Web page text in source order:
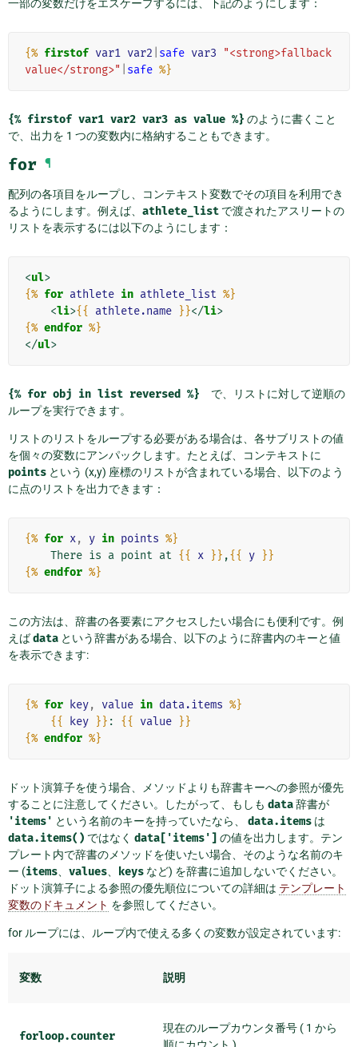
一部の変数だけをエスケープするには、下記のようにします：
{% firstof var1 var2 safe var3
"<strong>fallback
value</strong>"
safe %}
{% firstof var1 var2 var3 as value %} のように書くこと
で、出力を 1 つの変数内に格納することもできます。
for ¶
配列の各項目をループし、コンテキスト変数でその項目を利用でき
るようにします。例えば、 athlete_list で渡されたアスリートの
リストを表示するには以下のようにします：
<ul>
{% for athlete in athlete_list %}
<li>{{ athlete.name }}</li>
{% endfor %}
</ul>
{% for obj in list reversed %} で、リストに対して逆順の
ループを実行できます。
リストのリストをループする必要がある場合は、各サブリストの値
を個々の変数にアンパックします。たとえば、コンテキストに
points という (x,y) 座標のリストが含まれている場合、以下のよう
に点のリストを出力できます：
{% for x, y in points %}
    There is a point at
{{ x }} ,{{ y }}
{% endfor %}
この方法は、辞書の各要素にアクセスしたい場合にも便利です。例
えばdata という辞書がある場合、以下のように辞書内のキーと値
を表示できます:
{% for key, value in data.items %}
{{
key }} : {{ value }}
{% endfor %}
ドット演算子を使う場合、メソッドよりも辞書キーへの参照が優先
することに注意してください。したがって、もしも data辞書が
'items' という名前のキーを持っていたなら、 data.items は
data.items() ではなく data['items'] の値を出力します。テン
プレート内で辞書のメソッドを使いたい場合、そのような名前のキ
ー (items values keys など) を辞書に追加しないでください。
ドット演算子による参照の優先順位についての詳細は テンプレート
変数のドキュメント を参照してください。
for ループには、ループ内で使える多くの変数が設定されています:
変数 説明
forloop.counter
現在のループカウンタ番号 ( 1 から